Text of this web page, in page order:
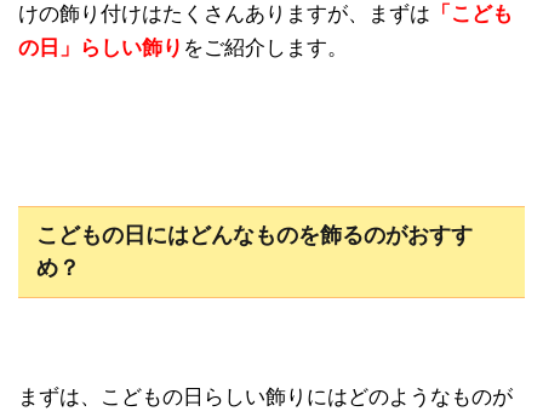
けの飾り付けはたくさんありますが、まずは 「こども
の日」らしい飾り をご紹介します。
こどもの日にはどんなものを飾るのがおすす
め？
まずは、こどもの日らしい飾りにはどのようなものが